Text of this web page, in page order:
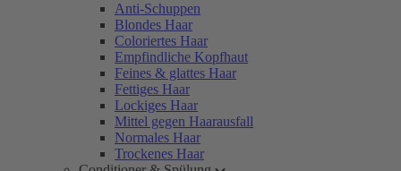
Anti-Schuppen
Blondes Haar
Coloriertes Haar
Empfindliche Kopfhaut
Feines & glattes Haar
Fettiges Haar
Lockiges Haar
Mittel gegen Haarausfall
Normales Haar
Trockenes Haar